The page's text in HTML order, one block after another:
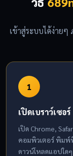
เข้าสู่ระบบได้ง่าย
1
เปิดเบราว์เซอร์
เปิด Chrome,
คอมพิวเตอร์ พิมพ์
ดาวน์โหลดแอปใดๆ